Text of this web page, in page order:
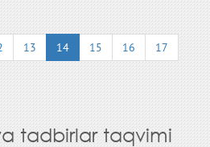
13 14 15 16
17
tadbirlar taqvimi